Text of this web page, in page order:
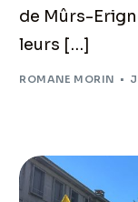
de Mûrs-
leurs […]
ROMANE MORIN